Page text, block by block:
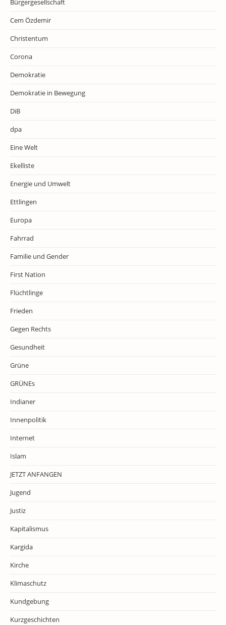
Bürgergesellschaft
Cem Özdemir
Christentum
Corona
Demokratie
Demokratie in Bewegung
DiB
dpa
Eine Welt
Ekelliste
Energie und Umwelt
Ettlingen
Europa
Fahrrad
Familie und Gender
First Nation
Flüchtlinge
Frieden
Gegen Rechts
Gesundheit
Grüne
GRÜNEs
Indianer
Innenpolitik
Internet
Islam
JETZT ANFANGEN
Jugend
Justiz
Kapitalismus
Kargida
Kirche
Klimaschutz
Kundgebung
Kurzgeschichten